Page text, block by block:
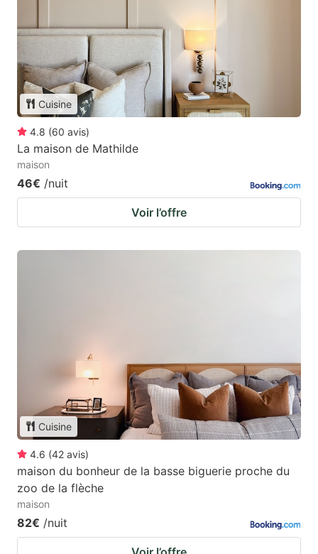
Cuisine
4.8 (60 avis)
La maison de Mathilde
maison
46€ /nuit
Voir l’offre
Cuisine
4.6 (42 avis)
maison du bonheur de la basse biguerie proche du
zoo de la flèche
maison
82€ /nuit